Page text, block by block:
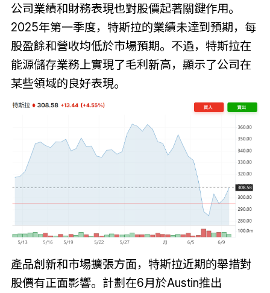
公司業績和財務表現也對股價起著關鍵作用。
2025年第一季度，特斯拉的業績未達到預期，每
股盈餘和營收均低於市場預期。不過，特斯拉在
能源儲存業務上實現了毛利新高，顯示了公司在
某些領域的良好表現。
產品創新和市場擴張方面，特斯拉近期的舉措對
股價有正面影響。計劃在6月於Austin推出